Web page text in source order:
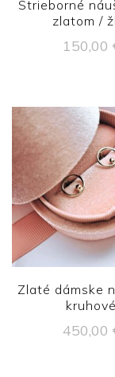
Strieborné
zlatom /
150,00
Zlaté dámske
kruhové
450,00